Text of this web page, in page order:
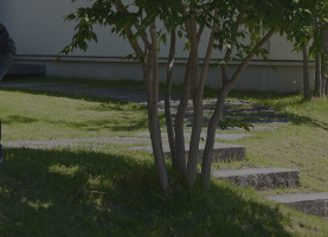
いさな町並み
いさな町並み
会社概要
スタッフ紹介
オーナー様へ
資料請求・お問い合わせ
プライバシーポリシー